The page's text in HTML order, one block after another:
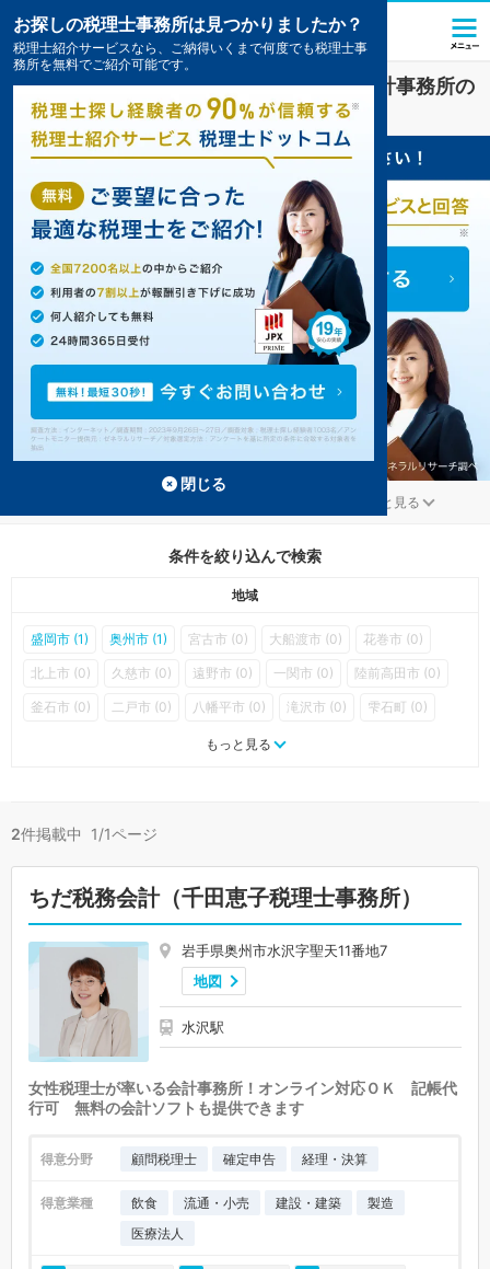
医療法人業界に強い岩手県の税理士・会計事務所の
一覧2件掲載中
もっと見る
条件を絞り込んで検索
地域
盛岡市 (1) 奥州市 (1) 宮古市 (0) 大船渡市 (0) 花巻市 (0)
北上市 (0) 久慈市 (0) 遠野市 (0) 一関市 (0) 陸前高田市 (0)
釜石市 (0) 二戸市 (0) 八幡平市 (0) 滝沢市 (0) 雫石町 (0)
紫波町 (0) 矢巾町 (0)
九戸村 (0) 洋野町 (0)
もっと見る
2件掲載中 1/1ページ
ちだ税務会計（千田恵子税理士事務所）
岩手県奥州市水沢字聖天11番地7
地図
水沢駅
女性税理士が率いる会計事務所！オンライン対応ＯＫ 記帳代
行可 無料の会計ソフトも提供できます
得意分野 顧問税理士 確定申告 経理・決算
得意業種 飲食 流通・小売 建設・建築
製造
医療法人
お探しの税理士事務所は見つかりましたか？
税理士紹介サービスなら、ご納得いくまで何度でも税理士事
務所を無料でご紹介可能です。
閉じる